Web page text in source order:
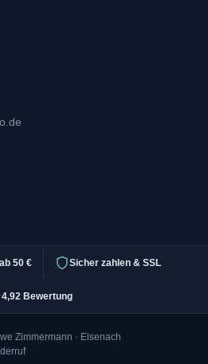
50 € Sicher zahlen & SSL
4,92 Bewertung
Zimmermann · Eisenach